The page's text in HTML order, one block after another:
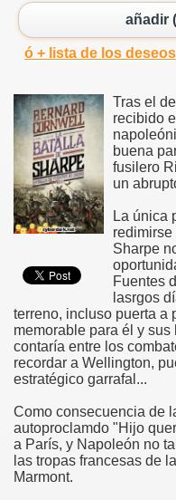
añadir
ó + lista de los deseos
Tras el
recibido
buena
fusilero
un
La única
Sharpe
Fuentes
lasrgos
terreno, incluso puerta a
memorable para él y
contaría entre los
recordar a Wellington,
estratégico garrafal...
Como consecuencia de
autoproclamdo "Hijo
a París, y Napoleón no
las tropas francesas de
Marmont.